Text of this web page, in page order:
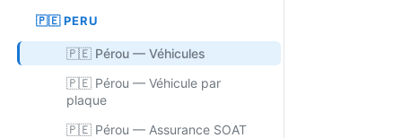
🇵🇪 PERU
🇵🇪 Pérou — Véhicules
🇵🇪 Pérou — Véhicule par
plaque
🇵🇪 Pérou — Assurance SOAT